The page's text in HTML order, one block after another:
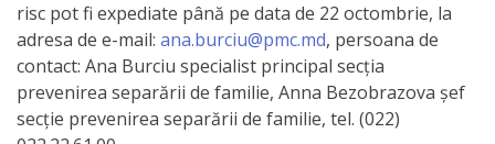
Planuri
de
achiziții
risc pot fi expediate până pe data de 22 octombrie, la
adresa de e-mail: ana.burciu@pmc.md, persoana de
contact: Ana Burciu specialist principal secția
prevenirea separării de familie, Anna Bezobrazova șef
secție prevenirea separării de familie, tel. (022)